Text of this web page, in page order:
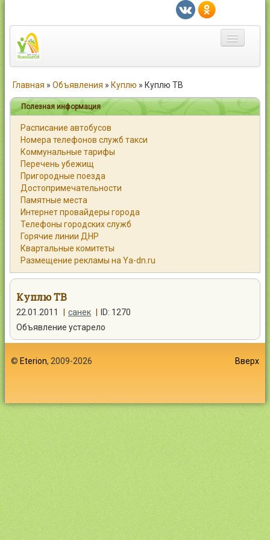
Город
Статьи
Каталог
Справочник
Работа
Объявления
Помощь
Контакты
Главная » Объявления » Куплю » Куплю ТВ
Полезная информация
Расписание автобусов
Номера телефонов служб такси
Коммунальные тарифы
Перечень убежищ
Пригородные поезда
Достопримечательности
Памятные места
Интернет провайдеры города
Телефоны городских служб
Горячие линии ДНР
Квартальные комитеты
Размещение рекламы на Ya-dn.ru
Куплю ТВ
22.01.2011 санек
ID: 1270
Объявление устарело
© Eterion, 2009-2026 Вверх